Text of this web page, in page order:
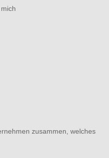
zusammen, welches